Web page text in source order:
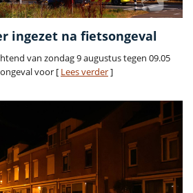
ingezet na fietsongeval
van zondag 9 augustus tegen 09.05
voor [ Lees verder]